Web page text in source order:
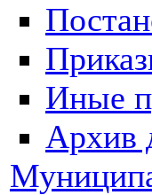
Иные
Архив